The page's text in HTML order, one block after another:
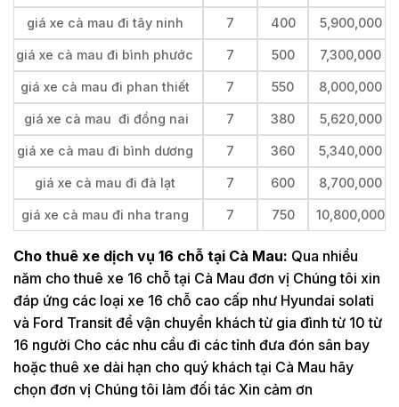
giá xe cà mau đi tây ninh 7 400 5,900,000
giá xe cà mau đi bình phước 7 500 7,300,000
giá xe cà mau đi phan thiết 7 550 8,000,000
giá xe cà mau đi đồng nai 7 380 5,620,000
giá xe cà mau đi bình dương 7 360 5,340,000
giá xe cà mau đi đà lạt 7 600 8,700,000
giá xe cà mau đi nha trang 7 750 10,800,000
Cho thuê xe dịch vụ 16 chỗ tại Cà Mau: Qua nhiều
năm cho thuê xe 16 chỗ tại Cà Mau đơn vị Chúng tôi xin
đáp ứng các loại xe 16 chỗ cao cấp như Hyundai solati
và Ford Transit để vận chuyển khách từ gia đình từ 10 từ
16 người Cho các nhu cầu đi các tỉnh đưa đón sân bay
hoặc thuê xe dài hạn cho quý khách tại Cà Mau hãy
chọn đơn vị Chúng tôi làm đối tác Xin cảm ơn